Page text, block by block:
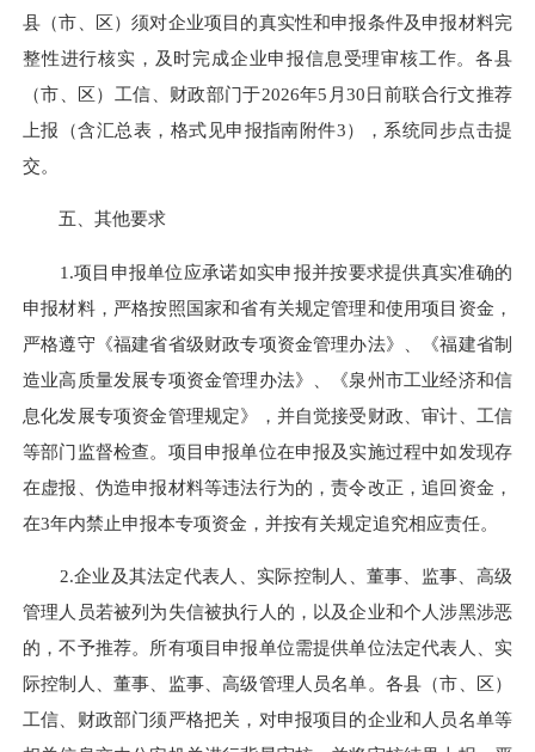
县（市、区）须对企业项目的真实性和申报条件及申报材料完
整性进行核实，及时完成企业申报信息受理审核工作。各县
（市、区）工信、财政部门于2026年5月30日前联合行文推荐
上报（含汇总表，格式见申报指南附件3），系统同步点击提
交。
五、其他要求
1.项目申报单位应承诺如实申报并按要求提供真实准确的
申报材料，严格按照国家和省有关规定管理和使用项目资金，
严格遵守《福建省省级财政专项资金管理办法》、《福建省制
造业高质量发展专项资金管理办法》、《泉州市工业经济和信
息化发展专项资金管理规定》，并自觉接受财政、审计、工信
等部门监督检查。项目申报单位在申报及实施过程中如发现存
在虚报、伪造申报材料等违法行为的，责令改正，追回资金，
在3年内禁止申报本专项资金，并按有关规定追究相应责任。
2.企业及其法定代表人、实际控制人、董事、监事、高级
管理人员若被列为失信被执行人的，以及企业和个人涉黑涉恶
的，不予推荐。所有项目申报单位需提供单位法定代表人、实
际控制人、董事、监事、高级管理人员名单。各县（市、区）
工信、财政部门须严格把关，对申报项目的企业和人员名单等